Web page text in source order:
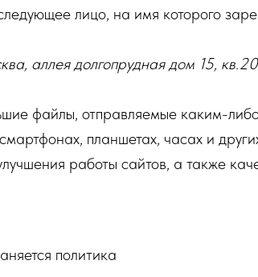
лицо, на имя которого
аллея долгопрудная дом 15,
файлы, отправляемые каким-
планшетах, часах и
работы сайтов, а также
политика